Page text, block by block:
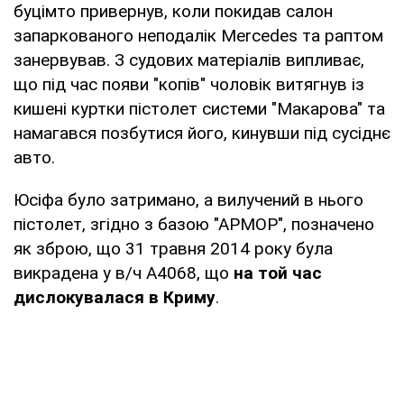
буцімто привернув, коли покидав салон
запаркованого неподалік Mercedes та раптом
занервував. З судових матеріалів випливає,
що під час появи "копів" чоловік витягнув із
кишені куртки пістолет системи "Макарова" та
намагався позбутися його, кинувши під сусіднє
авто.
Юсіфа було затримано, а вилучений в нього
пістолет, згідно з базою "АРМОР", позначено
як зброю, що 31 травня 2014 року була
викрадена у в/ч А4068, що на той час
дислокувалася в Криму.